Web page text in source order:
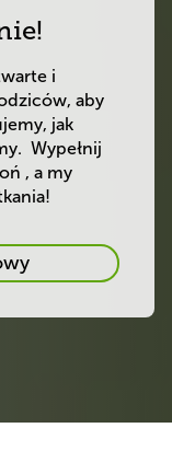
i
aby
jak
Wypełnij
, a my